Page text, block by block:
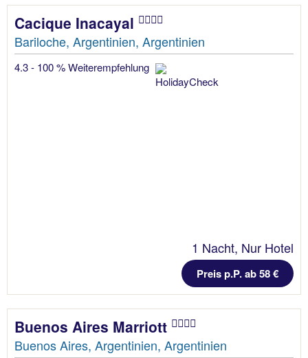
Cacique Inacayal
Bariloche, Argentinien, Argentinien
4.3 - 100 % Weiterempfehlung
1 Nacht, Nur Hotel
Preis p.P. ab 58 €
Buenos Aires Marriott
Buenos Aires, Argentinien, Argentinien